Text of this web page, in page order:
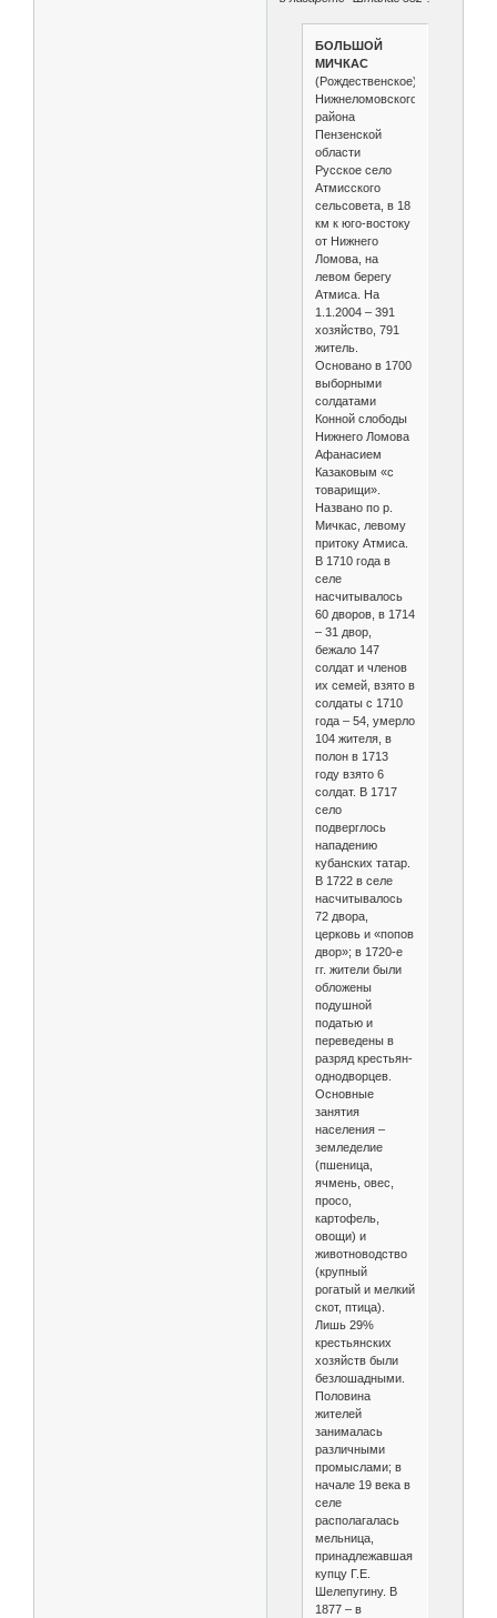
БОЛЬШОЙ
МИЧКАС
(Рождественское)
Нижнеломовского
района
Пензенской
области
Русское село
Атмисского
сельсовета, в 18
км к юго-востоку
от Нижнего
Ломова, на
левом берегу
Атмиса. На
1.1.2004 – 391
хозяйство, 791
житель.
Основано в 1700
выборными
солдатами
Конной слободы
Нижнего Ломова
Афанасием
Казаковым «с
товарищи».
Названо по р.
Мичкас, левому
притоку Атмиса.
В 1710 года в
селе
насчитывалось
60 дворов, в 1714
– 31 двор,
бежало 147
солдат и членов
их семей, взято в
солдаты с 1710
года – 54, умерло
104 жителя, в
полон в 1713
году взято 6
солдат. В 1717
село
подверглось
нападению
кубанских татар.
В 1722 в селе
насчитывалось
72 двора,
церковь и «попов
двор»; в 1720-е
гг. жители были
обложены
подушной
податью и
переведены в
разряд крестьян-
однодворцев.
Основные
занятия
населения –
земледелие
(пшеница,
ячмень, овес,
просо,
картофель,
овощи) и
животноводство
(крупный
рогатый и мелкий
скот, птица).
Лишь 29%
крестьянских
хозяйств были
безлошадными.
Половина
жителей
занималась
различными
промыслами; в
начале 19 века в
селе
располагалась
мельница,
принадлежавшая
купцу Г.Е.
Шелепугину. В
1877 – в